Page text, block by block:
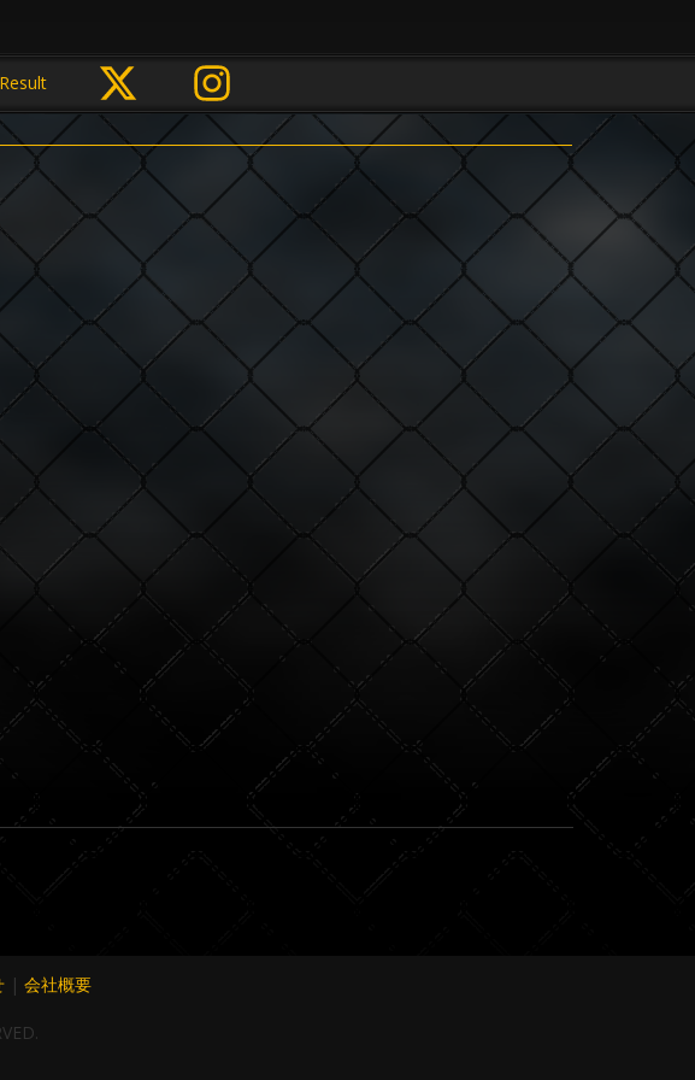
Result
| 会社概要